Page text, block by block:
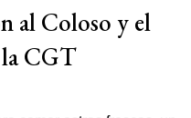
al Coloso y el
la CGT